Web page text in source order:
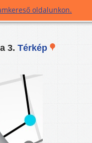
oldalunkon.
3. Térkép